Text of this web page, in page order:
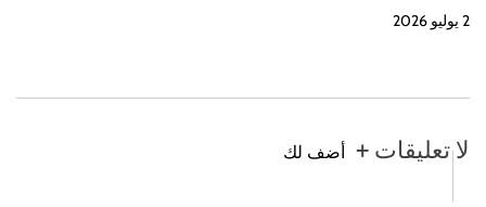
2 يوليو 2026
لا تعليقات + أضف لك